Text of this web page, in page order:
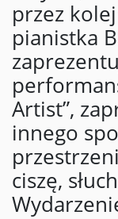
przez
pianistka
Artist”,
innego
ciszę,